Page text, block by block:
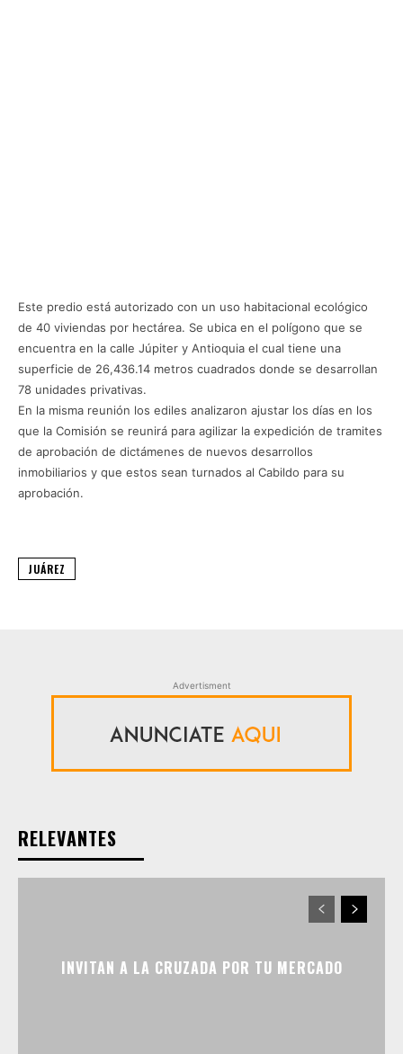
Este predio está autorizado con un uso habitacional ecológico
de 40 viviendas por hectárea. Se ubica en el polígono que se
encuentra en la calle Júpiter y Antioquia el cual tiene una
superficie de 26,436.14 metros cuadrados donde se desarrollan
78 unidades privativas.
En la misma reunión los ediles analizaron ajustar los días en los
que la Comisión se reunirá para agilizar la expedición de tramites
de aprobación de dictámenes de nuevos desarrollos
inmobiliarios y que estos sean turnados al Cabildo para su
aprobación.
JUÁREZ
Advertisment
RELEVANTES
INVITAN A LA CRUZADA POR TU MERCADO